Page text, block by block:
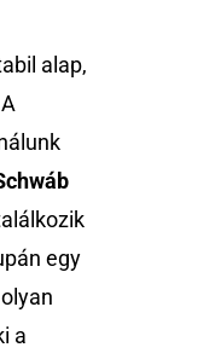
alap,
egy
a